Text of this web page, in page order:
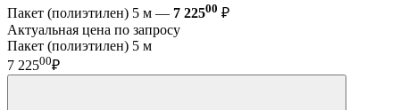
Пакет (полиэтилен) 5 м — 7 22500 ₽
Актуальная цена по запросу
Пакет (полиэтилен) 5 м
7 22500₽